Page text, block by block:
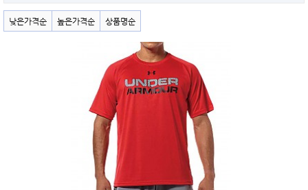
낮은가격순 높은가격순 상품명순